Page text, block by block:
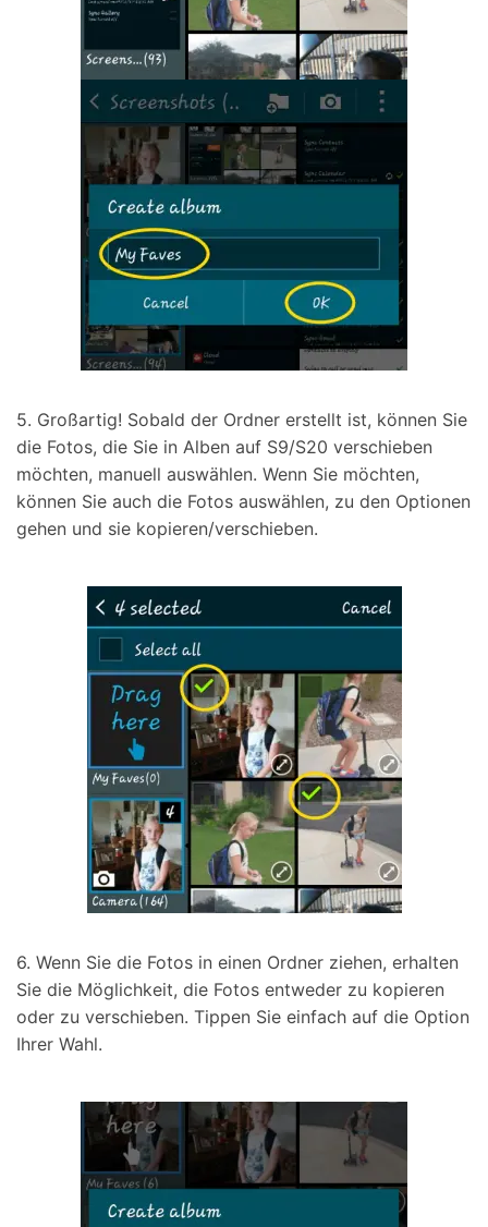
5. Großartig! Sobald der Ordner erstellt ist, können Sie
die Fotos, die Sie in Alben auf S9/S20 verschieben
möchten, manuell auswählen. Wenn Sie möchten,
können Sie auch die Fotos auswählen, zu den Optionen
gehen und sie kopieren/verschieben.
6. Wenn Sie die Fotos in einen Ordner ziehen, erhalten
Sie die Möglichkeit, die Fotos entweder zu kopieren
oder zu verschieben. Tippen Sie einfach auf die Option
Ihrer Wahl.